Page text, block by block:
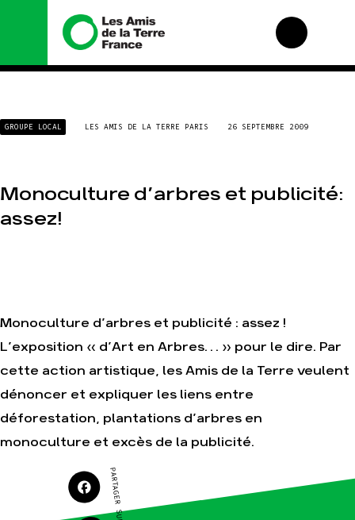
Nous connaître
Histoire
méthodes
Valeurs
Je soutiens les Amis
de la Terre
Mode : une tendance
Faire un don
S'engager sur le
Agir au quotidien
Soutenir les
campagnes
Surproduction
Finance
GROUPE LOCAL LES AMIS DE LA TERRE PARIS 26 SEPTEMBRE 2009
Monoculture d’arbres et publicité:
assez!
Monoculture d’arbres et publicité : assez !
L’exposition « d’Art en Arbres… » pour le dire. Par
cette action artistique, les Amis de la Terre veulent
dénoncer et expliquer les liens entre
déforestation, plantations d’arbres en
monoculture et excès de la publicité.
PARTAGER SUR